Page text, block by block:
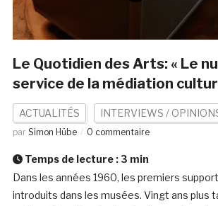
Le Quotidien des Arts: « Le
service de la médiation
ACTUALITÉS INTERVIEWS /
par Simon Hübe 0 commentaire
Temps de lecture : 3 min
Dans les années 1960, les premiers
introduits dans les musées. Vingt ans plus